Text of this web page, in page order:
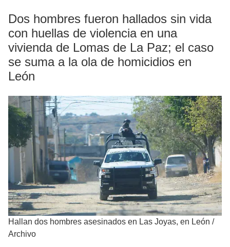
Dos hombres fueron hallados sin vida
con huellas de violencia en una
vivienda de Lomas de La Paz; el caso
se suma a la ola de homicidios en
León
Hallan dos hombres asesinados en Las Joyas, en León /
Archivo